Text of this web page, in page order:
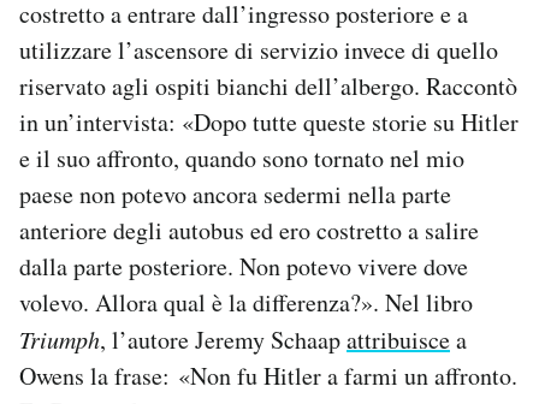
costretto a entrare dall’ingresso posteriore e a
utilizzare l’ascensore di servizio invece di quello
riservato agli ospiti bianchi dell’albergo. Raccontò
in un’intervista: «Dopo tutte queste storie su Hitler
e il suo affronto, quando sono tornato nel mio
paese non potevo ancora sedermi nella parte
anteriore degli autobus ed ero costretto a salire
dalla parte posteriore. Non potevo vivere dove
volevo. Allora qual è la differenza?». Nel libro
Triumph, l’autore Jeremy Schaapattribuiscea
Owens la frase: «Non fu Hitler a farmi un affronto.